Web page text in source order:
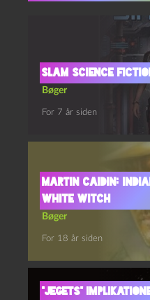
Slam Science
Bøger
For 7 år siden
Martin Caidin:
White Witch
Bøger
For 18 år siden
“Jegets”